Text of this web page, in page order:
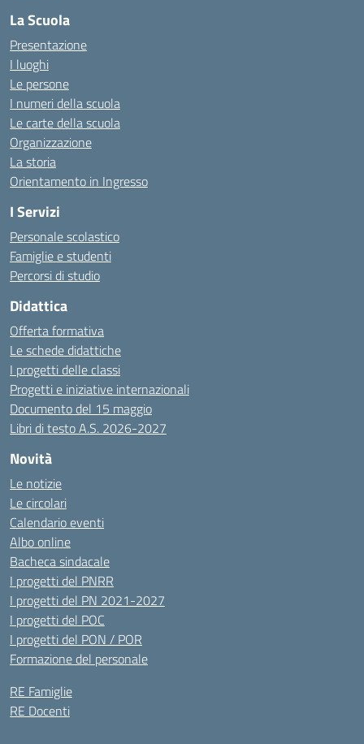
La Scuola
Presentazione
I luoghi
Le persone
I numeri della scuola
Le carte della scuola
Organizzazione
La storia
Orientamento in Ingresso
I Servizi
Personale scolastico
Famiglie e studenti
Percorsi di studio
Didattica
Offerta formativa
Le schede didattiche
I progetti delle classi
Progetti e iniziative internazionali
Documento del 15 maggio
Libri di testo A.S. 2026-2027
Novità
Le notizie
Le circolari
Calendario eventi
Albo online
Bacheca sindacale
I progetti del PNRR
I progetti del PN 2021-2027
I progetti del POC
I progetti del PON / POR
Formazione del personale
RE Famiglie
RE Docenti